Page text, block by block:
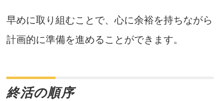
早めに取り組むことで、心に余裕を持ちながら
計画的に準備を進めることができます。
終活の順序